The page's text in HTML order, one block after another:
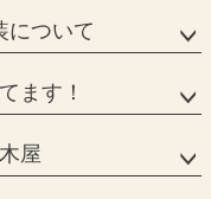
について
ます！
屋